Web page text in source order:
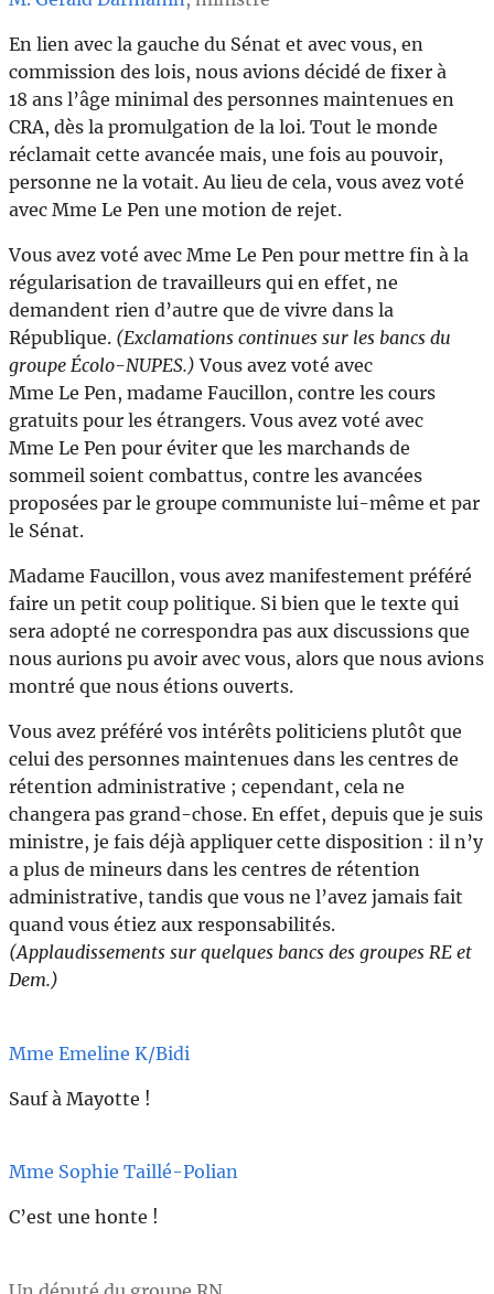
En lien avec la gauche du Sénat et avec vous, en
commission des lois, nous avions décidé de fixer à
18 ans l’âge minimal des personnes maintenues en
CRA, dès la promulgation de la loi. Tout le monde
réclamait cette avancée mais, une fois au pouvoir,
personne ne la votait. Au lieu de cela, vous avez voté
avec Mme Le Pen une motion de rejet.
Vous avez voté avec Mme Le Pen pour mettre fin à la
régularisation de travailleurs qui en effet, ne
demandent rien d’autre que de vivre dans la
République. (Exclamations continues sur les bancs du
groupe Écolo-NUPES.) Vous avez voté avec
Mme Le Pen, madame Faucillon, contre les cours
gratuits pour les étrangers. Vous avez voté avec
Mme Le Pen pour éviter que les marchands de
sommeil soient combattus, contre les avancées
proposées par le groupe communiste lui-même et par
le Sénat.
Madame Faucillon, vous avez manifestement préféré
faire un petit coup politique. Si bien que le texte qui
sera adopté ne correspondra pas aux discussions que
nous aurions pu avoir avec vous, alors que nous avions
montré que nous étions ouverts.
Vous avez préféré vos intérêts politiciens plutôt que
celui des personnes maintenues dans les centres de
rétention administrative ; cependant, cela ne
changera pas grand-chose. En effet, depuis que je suis
ministre, je fais déjà appliquer cette disposition : il n’y
a plus de mineurs dans les centres de rétention
administrative, tandis que vous ne l’avez jamais fait
quand vous étiez aux responsabilités.
(Applaudissements sur quelques bancs des groupes RE et
Dem.)
Mme Emeline K/Bidi
Sauf à Mayotte !
Mme Sophie Taillé-Polian
C’est une honte !